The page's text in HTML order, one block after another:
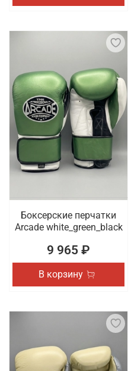
Боксерские перчатки
Arcade white_green_black
9 965 ₽
В корзину